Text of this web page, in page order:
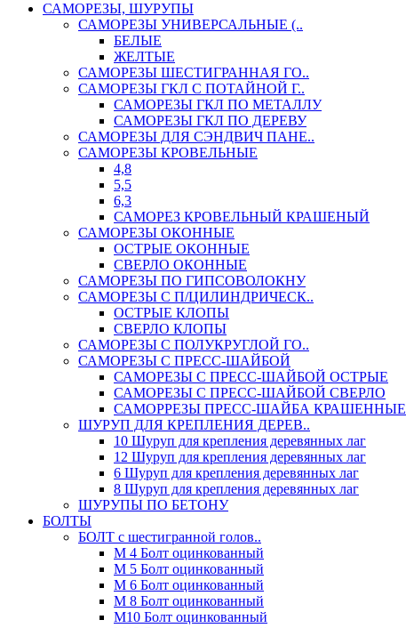
САМОРЕЗЫ, ШУРУПЫ
САМОРЕЗЫ УНИВЕРСАЛЬНЫЕ (..
БЕЛЫЕ
ЖЕЛТЫЕ
САМОРЕЗЫ ШЕСТИГРАННАЯ ГО..
САМОРЕЗЫ ГКЛ С ПОТАЙНОЙ Г..
САМОРЕЗЫ ГКЛ ПО МЕТАЛЛУ
САМОРЕЗЫ ГКЛ ПО ДЕРЕВУ
САМОРЕЗЫ ДЛЯ СЭНДВИЧ ПАНЕ..
САМОРЕЗЫ КРОВЕЛЬНЫЕ
4,8
5,5
6,3
САМОРЕЗ КРОВЕЛЬНЫЙ КРАШЕНЫЙ
САМОРЕЗЫ ОКОННЫЕ
ОСТРЫЕ ОКОННЫЕ
СВЕРЛО ОКОННЫЕ
САМОРЕЗЫ ПО ГИПСОВОЛОКНУ
САМОРЕЗЫ С П/ЦИЛИНДРИЧЕСК..
ОСТРЫЕ КЛОПЫ
СВЕРЛО КЛОПЫ
САМОРЕЗЫ С ПОЛУКРУГЛОЙ ГО..
САМОРЕЗЫ С ПРЕСС-ШАЙБОЙ
САМОРЕЗЫ С ПРЕСС-ШАЙБОЙ ОСТРЫЕ
САМОРЕЗЫ С ПРЕСС-ШАЙБОЙ СВЕРЛО
САМОРРЕЗЫ ПРЕСС-ШАЙБА КРАШЕННЫЕ
ШУРУП ДЛЯ КРЕПЛЕНИЯ ДЕРЕВ..
10 Шуруп для крепления деревянных лаг
12 Шуруп для крепления деревянных лаг
6 Шуруп для крепления деревянных лаг
8 Шуруп для крепления деревянных лаг
ШУРУПЫ ПО БЕТОНУ
БОЛТЫ
БОЛТ с шестигранной голов..
М 4 Болт оцинкованный
М 5 Болт оцинкованный
М 6 Болт оцинкованный
М 8 Болт оцинкованный
М10 Болт оцинкованный